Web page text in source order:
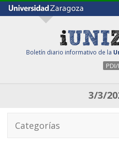
Boletín diario informativo de la
3/3/
Categorías